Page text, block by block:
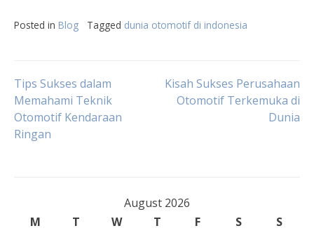
Posted in Blog Tagged dunia otomotif di indonesia
Post
navigation
Tips Sukses dalam
Memahami Teknik
Otomotif Kendaraan
Ringan
Kisah Sukses Perusahaan
Otomotif Terkemuka di
Dunia
August 2026
M
T W T F S
S